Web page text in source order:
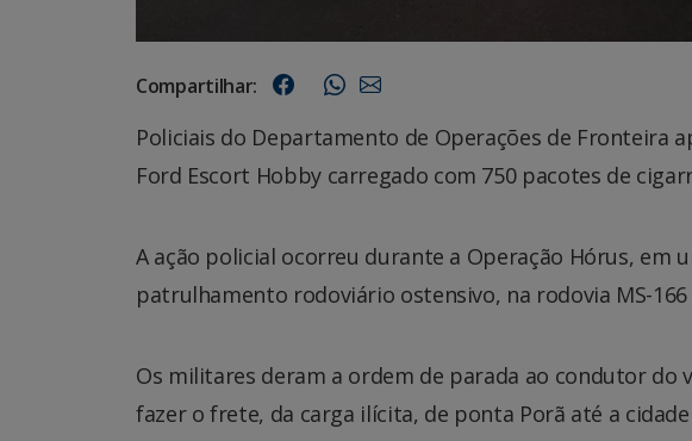
Compartilhar:
Policiais do Departamento de Operações de Fronteira
Ford Escort Hobby carregado com 750 pacotes de
A ação policial ocorreu durante a Operação Hórus, em
patrulhamento rodoviário ostensivo, na rodovia MS-
Os militares deram a ordem de parada ao condutor
fazer o frete, da carga ilícita, de ponta Porã até a cidade